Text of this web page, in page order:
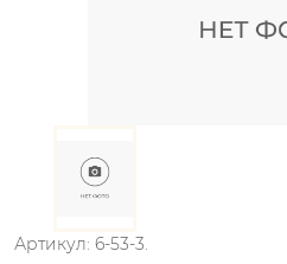
Артикул: 6-53-3.